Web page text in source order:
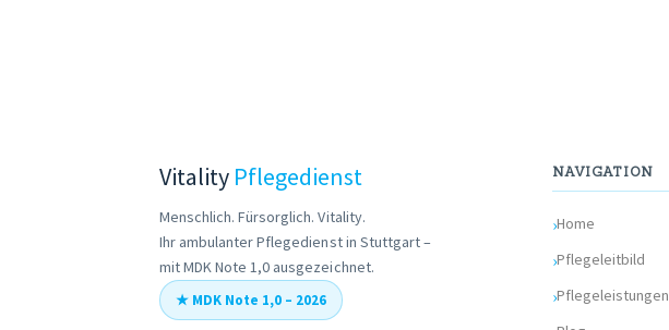
Vitality Pflegedienst
Menschlich. Fürsorglich. Vitality.
Ihr ambulanter Pflegedienst in Stuttgart –
mit MDK Note 1,0 ausgezeichnet.
★ MDK Note 1,0 – 2026
NAVIGATION
Home
Pflegeleitbild
Pflegeleistungen